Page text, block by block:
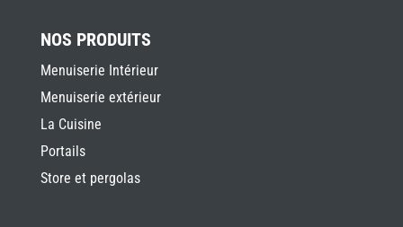
NOS PRODUITS
Menuiserie Intérieur
Menuiserie extérieur
La Cuisine
Portails
Store et pergolas